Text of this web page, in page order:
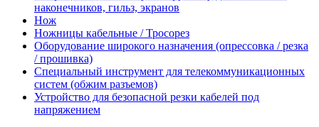
наконечников, гильз, экранов
Нож
Ножницы кабельные / Тросорез
Оборудование широкого назначения (опрессовка / резка
/ прошивка)
Специальный инструмент для телекоммуникационных
систем (обжим разъемов)
Устройство для безопасной резки кабелей под
напряжением